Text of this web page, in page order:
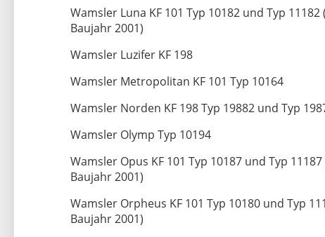
Wamsler Luna KF 101 Typ 10182 und Typ
Baujahr 2001)
Wamsler Luzifer KF 198
Wamsler Metropolitan KF 101 Typ 10164
Wamsler Norden KF 198 Typ 19882 und Typ
Wamsler Olymp Typ 10194
Wamsler Opus KF 101 Typ 10187 und Typ
Baujahr 2001)
Wamsler Orpheus KF 101 Typ 10180 und Typ
Baujahr 2001)